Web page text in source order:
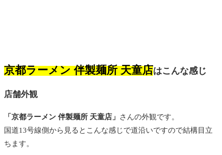
京都ラーメン 伴製麺所 天童店はこんな感じ
店舗外観
「京都ラーメン 伴製麺所 天童店」
さんの外観です。
国道13号線側から見るとこんな感じで道沿いですので結構目立
ちます。